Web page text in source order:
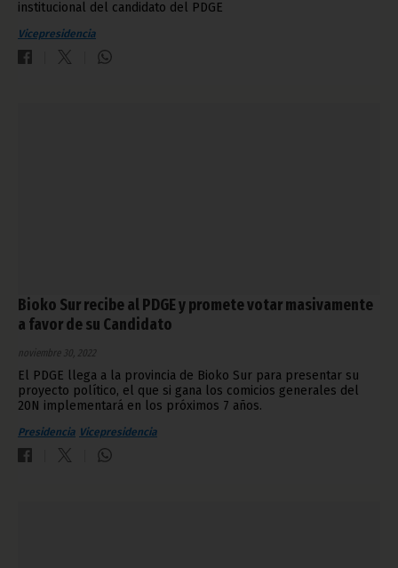
institucional del candidato del PDGE
Vicepresidencia
Bioko Sur recibe al PDGE y promete votar masivamente
a favor de su Candidato
noviembre 30, 2022
El PDGE llega a la provincia de Bioko Sur para presentar su
proyecto político, el que si gana los comicios generales del
20N implementará en los próximos 7 años.
Presidencia Vicepresidencia